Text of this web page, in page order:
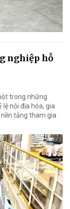
nghiệp hỗ
trong những
nội địa hóa, gia
tảng tham gia